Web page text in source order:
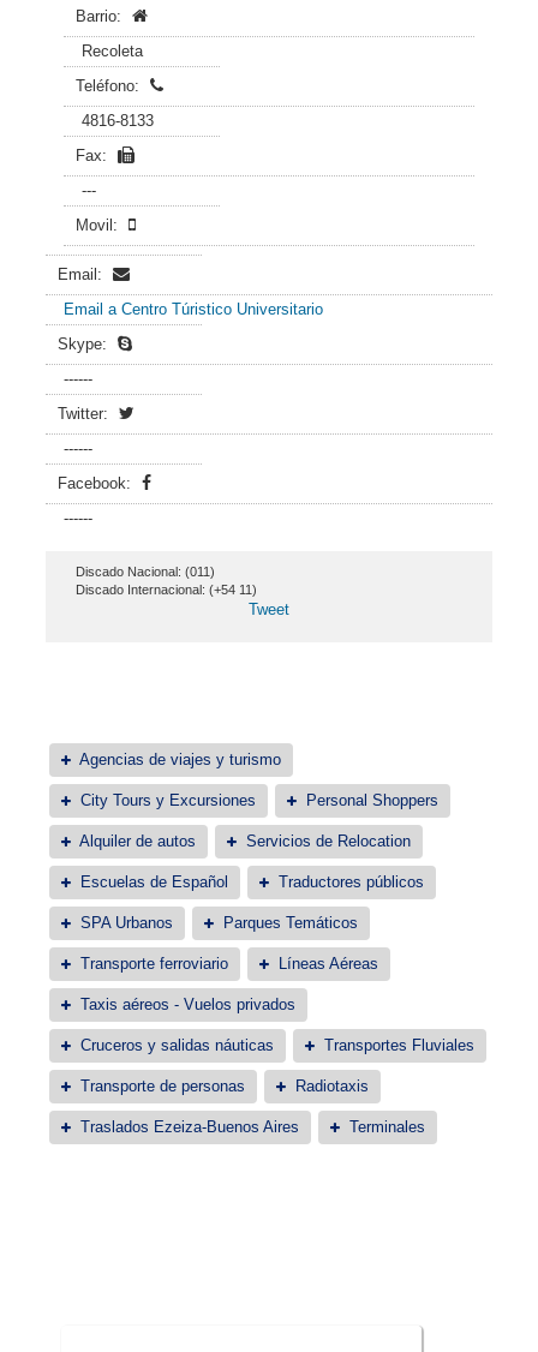
Barrio:
Recoleta
Teléfono:
4816-8133
Fax:
---
Movil:
Email:
Email a Centro Túristico Universitario
Skype:
------
Twitter:
------
Facebook:
------
Discado Nacional: (011)
Discado Internacional: (+54 11)
Tweet
Agencias de viajes y turismo
City Tours y Excursiones Personal Shoppers
Alquiler de autos Servicios de Relocation
Escuelas de Español Traductores públicos
SPA Urbanos Parques Temáticos
Transporte ferroviario Líneas Aéreas
Taxis aéreos - Vuelos privados
Cruceros y salidas náuticas Transportes Fluviales
Transporte de personas Radiotaxis
Traslados Ezeiza-Buenos Aires Terminales